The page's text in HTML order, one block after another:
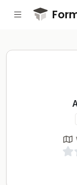
Passer au contenu